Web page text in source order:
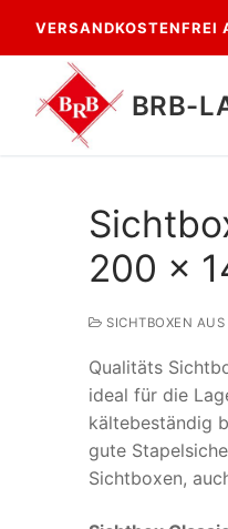
Inhalt
springen
BRB-
200 x
SICHTBOXEN
Qualitäts
ideal für die
kältebeständig
gute
Sichtboxen,